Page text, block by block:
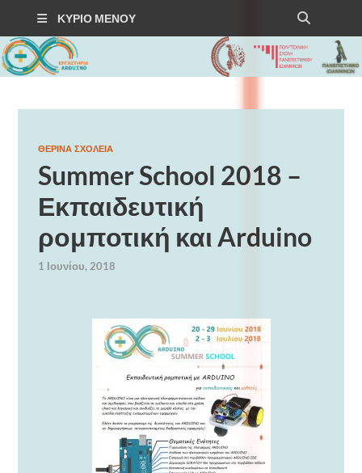
Arduino Seminars
TEST
test
ΚΎΡΙΟ ΜΕΝΟΎ
ΘΕΡΙΝΆ ΣΧΟΛΕΊΑ
Summer School 2018 –
Εκπαιδευτική
ρομποτική και Arduino
1 Ιουνίου, 2018